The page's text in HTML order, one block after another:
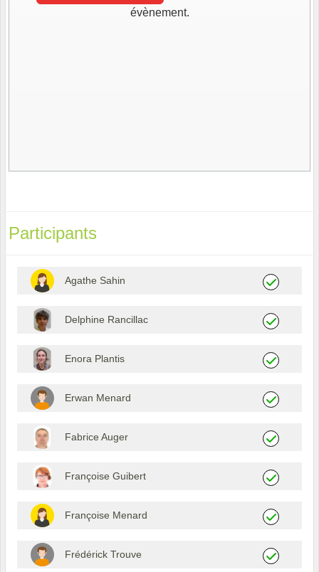
évènement.
Participants
Agathe Sahin
Delphine Rancillac
Enora Plantis
Erwan Menard
Fabrice Auger
Françoise Guibert
Françoise Menard
Frédérick Trouve